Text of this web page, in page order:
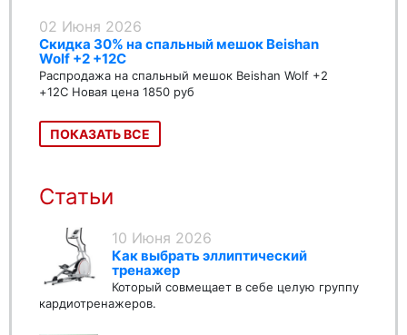
02 Июня 2026
Скидка 30% на спальный мешок Beishan
Wolf +2 +12C
Распродажа на спальный мешок Beishan Wolf +2
+12C Новая цена 1850 руб
ПОКАЗАТЬ ВСЕ
Статьи
10 Июня 2026
Как выбрать эллиптический
тренажер
Который совмещает в себе целую группу
кардиотренажеров.